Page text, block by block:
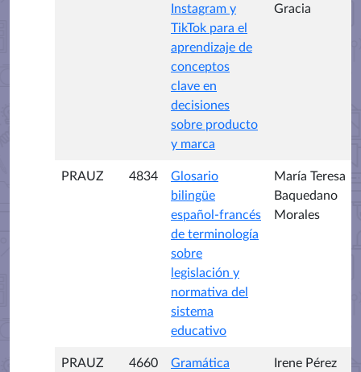
Instagram y
TikTok para el
aprendizaje de
conceptos
clave en
decisiones
sobre producto
y marca
Gracia
PRAUZ 4834
Glosario
bilingüe
español-francés
de terminología
sobre
legislación y
normativa del
sistema
educativo
María Teresa
Baquedano
Morales
PRAUZ 4660
Gramática
Irene Pérez